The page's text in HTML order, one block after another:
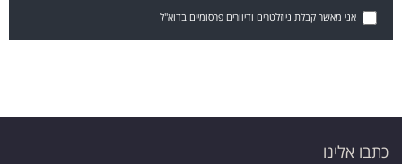
אני מאשר קבלת ניוזלטרים ודיוורים פרסומיים בדוא"ל
כתבו אלינו